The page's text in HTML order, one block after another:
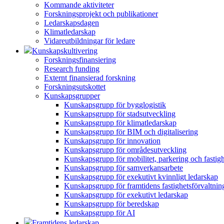
Kommande aktiviteter
Forskningsprojekt och publikationer
Ledarskapsdagen
Klimatledarskap
Vidareutbildningar för ledare
Kunskapskultivering
Forskningsfinansiering
Research funding
Externt finansierad forskning
Forskningsutskottet
Kunskapsgrupper
Kunskapsgrupp för bygglogistik
Kunskapsgrupp för stadsutveckling
Kunskapsgrupp för klimatledarskap
Kunskapsgrupp för BIM och digitalisering
Kunskapsgrupp för innovation
Kunskapsgrupp för områdesutveckling
Kunskapsgrupp för mobilitet, parkering och
Kunskapsgrupp för samverkansarbete
Kunskapsgrupp för exekutivt kvinnligt ledarskap
Kunskapsgrupp för framtidens
Kunskapsgrupp för exekutivt ledarskap
Kunskapsgrupp för beredskap
Kunskapsgrupp för AI